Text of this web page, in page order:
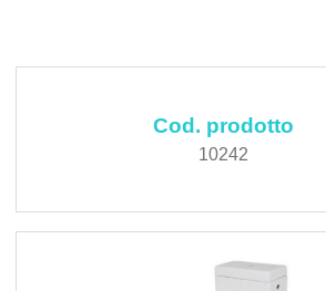
Cod. prodotto
10242